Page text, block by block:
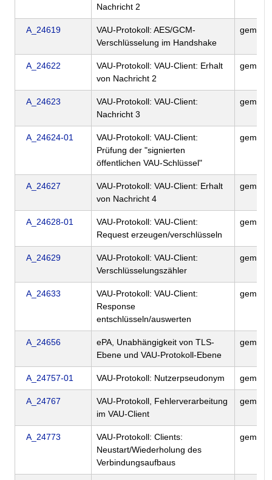
Nachricht 2
A_24619
VAU-Protokoll: AES/GCM-
Verschlüsselung im Handshake
A_24622
VAU-Protokoll: VAU-Client: Erhalt
von Nachricht 2
A_24623
VAU-Protokoll: VAU-Client:
Nachricht 3
A_24624-01
VAU-Protokoll: VAU-Client:
Prüfung der "signierten
öffentlichen VAU-Schlüssel"
A_24627
VAU-Protokoll: VAU-Client: Erhalt
von Nachricht 4
A_24628-01
VAU-Protokoll: VAU-Client:
Request erzeugen/verschlüsseln
A_24629
VAU-Protokoll: VAU-Client:
Verschlüsselungszähler
A_24633
VAU-Protokoll: VAU-Client:
Response
entschlüsseln/auswerten
A_24656
ePA, Unabhängigkeit von TLS-
Ebene und VAU-Protokoll-Ebene
A_24757-01 VAU-Protokoll: Nutzerpseudonym
A_24767
VAU-Protokoll, Fehlerverarbeitung
im VAU-Client
A_24773
VAU-Protokoll: Clients:
Neustart/Wiederholung des
Verbindungsaufbaus